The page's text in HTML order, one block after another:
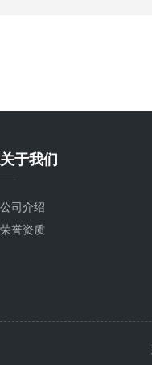
关于我们
公司介绍
荣誉资质